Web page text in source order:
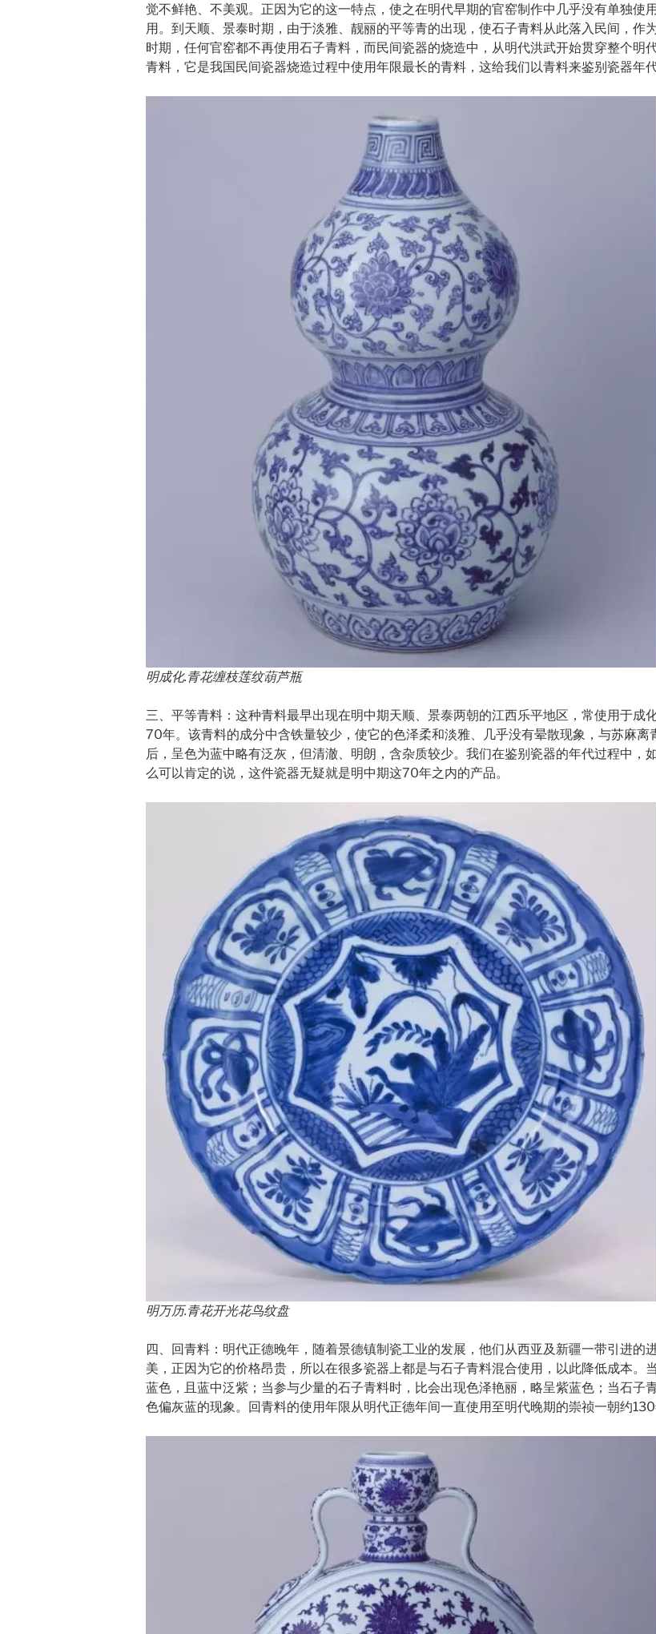
觉不鲜艳、不美观。正因为它的这一特点，使之在明代早期的官窑制作中几乎没有单独使
用。到天顺、景泰时期，由于淡雅、靓丽的平等青的出现，使石子青料从此落入民间，作
时期，任何官窑都不再使用石子青料，而民间瓷器的烧造中，从明代洪武开始贯穿整个明
青料，它是我国民间瓷器烧造过程中使用年限最长的青料，这给我们以青料来鉴别瓷器年
明成化.青花缠枝莲纹葫芦瓶
三、平等青料：这种青料最早出现在明中期天顺、景泰两朝的江西乐平地区，常使用于成
70年。该青料的成分中含铁量较少，使它的色泽柔和淡雅、几乎没有晕散现象，与苏麻
后，呈色为蓝中略有泛灰，但清澈、明朗，含杂质较少。我们在鉴别瓷器的年代过程中，
么可以肯定的说，这件瓷器无疑就是明中期这70年之内的产品。
明万历.青花开光花鸟纹盘
四、回青料：明代正德晚年，随着景德镇制瓷工业的发展，他们从西亚及新疆一带引进的
美，正因为它的价格昂贵，所以在很多瓷器上都是与石子青料混合使用，以此降低成本。
蓝色，且蓝中泛紫；当参与少量的石子青料时，比会出现色泽艳丽，略呈紫蓝色；当石子
色偏灰蓝的现象。回青料的使用年限从明代正德年间一直使用至明代晚期的崇祯一朝约130